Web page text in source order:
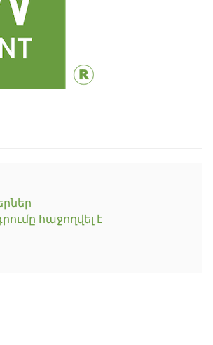
հաջողվել է